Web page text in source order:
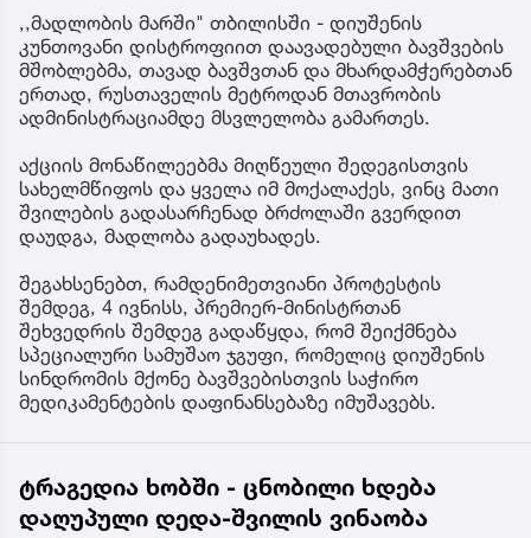
,,მადლობის მარში" თბილისში - დიუშენის
კუნთოვანი დისტროფიით დაავადებული ბავშვების
მშობლებმა, თავად ბავშვთან და მხარდამჭერებთან
ერთად, რუსთაველის მეტროდან მთავრობის
ადმინისტრაციამდე მსვლელობა გამართეს.
აქციის მონაწილეებმა მიღწეული შედეგისთვის
სახელმწიფოს და ყველა იმ მოქალაქეს, ვინც მათი
შვილების გადასარჩენად ბრძოლაში გვერდით
დაუდგა, მადლობა გადაუხადეს.
შეგახსენებთ, რამდენიმეთვიანი პროტესტის
შემდეგ, 4 ივნისს, პრემიერ-მინისტრთან
შეხვედრის შემდეგ გადაწყდა, რომ შეიქმნება
სპეციალური სამუშაო ჯგუფი, რომელიც დიუშენის
სინდრომის მქონე ბავშვებისთვის საჭირო
მედიკამენტების დაფინანსებაზე იმუშავებს.
ტრაგედია ხობში - ცნობილი ხდება
დაღუპული დედა-შვილის ვინაობა